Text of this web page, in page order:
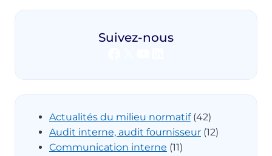
Suivez-nous
Actualités du milieu normatif(42)
Audit interne, audit fournisseur (12)
Communication interne (11)